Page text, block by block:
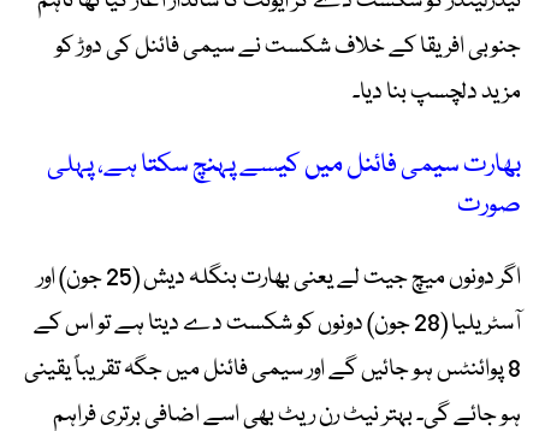
جنوبی افریقا کے خلاف شکست نے سیمی فائنل کی دوڑ کو
مزید دلچسپ بنا دیا۔
بھارت سیمی فائنل میں کیسے پہنچ سکتا ہے، پہلی
صورت
اگر دونوں میچ جیت لے یعنی بھارت بنگلہ دیش (25 جون) اور
آسٹریلیا (28 جون) دونوں کو شکست دے دیتا ہے تو اس کے
8 پوائنٹس ہو جائیں گے اور سیمی فائنل میں جگہ تقریباً یقینی
ہو جائے گی۔ بہتر نیٹ رن ریٹ بھی اسے اضافی برتری فراہم